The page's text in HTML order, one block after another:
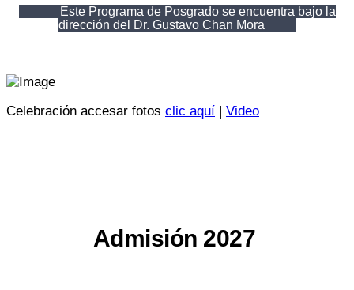
Este Programa de Posgrado se encuentra bajo la
dirección del Dr. Gustavo Chan Mora
Celebración accesar fotos clic aquí | Video
Admisión 2027